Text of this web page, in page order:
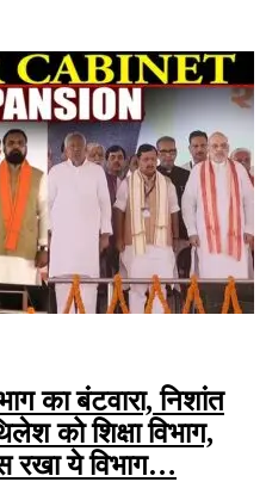
का बंटवारा, निशांत
को शिक्षा विभाग,
रखा ये विभाग…